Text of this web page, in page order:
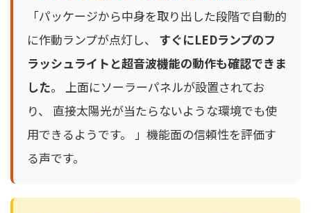
「パッケージから中身を取り出した段階で自動的
に作動ランプが点灯し、 すぐにLEDランプのフ
ラッシュライトと超音波機能の動作も確認できま
した。 上面にソーラーパネルが設置されてお
り、 直接太陽光が当たらないような環境でも使
用できるようです。 」機能面の信頼性を評価す
る声です。